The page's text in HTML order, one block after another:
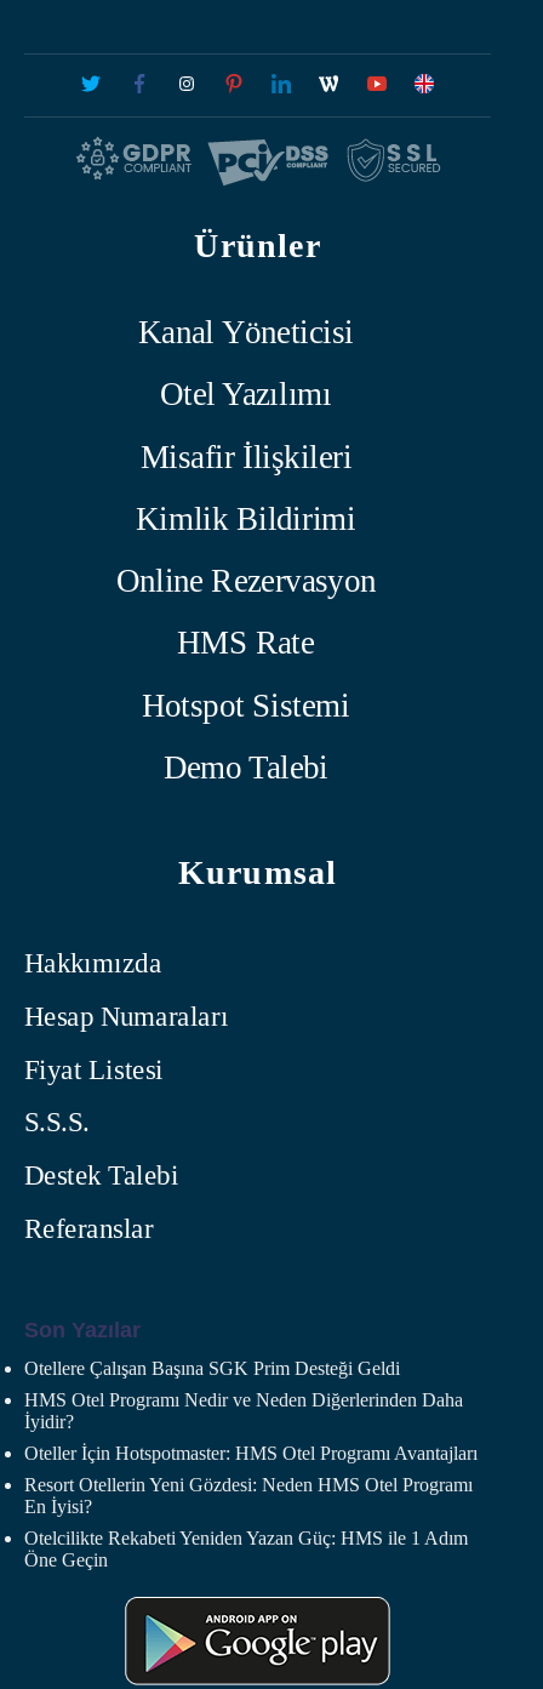
Ürünler
Kanal Yöneticisi
Otel Yazılımı
Misafir İlişkileri
Kimlik Bildirimi
Online Rezervasyon
HMS Rate
Hotspot Sistemi
Demo Talebi
Kurumsal
Hakkımızda
Hesap Numaraları
Fiyat Listesi
S.S.S.
Destek Talebi
Referanslar
Son Yazılar
Otellere Çalışan Başına SGK Prim Desteği Geldi
HMS Otel Programı Nedir ve Neden Diğerlerinden Daha
İyidir?
Oteller İçin Hotspotmaster: HMS Otel Programı Avantajları
Resort Otellerin Yeni Gözdesi: Neden HMS Otel Programı
En İyisi?
Otelcilikte Rekabeti Yeniden Yazan Güç: HMS ile 1 Adım
Öne Geçin